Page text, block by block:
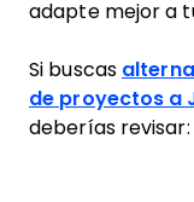
adapte mejor a
Si buscas
de proyectos a
deberías revisar: